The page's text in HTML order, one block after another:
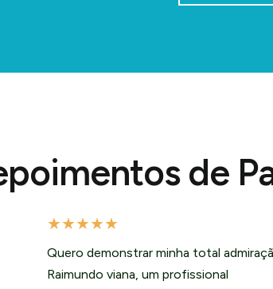
de
★★★★★
Quero demonstrar minha total
Raimundo viana, um profissional